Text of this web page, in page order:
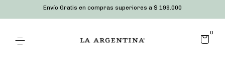
Envío Gratis en compras superiores a $ 199.000
0